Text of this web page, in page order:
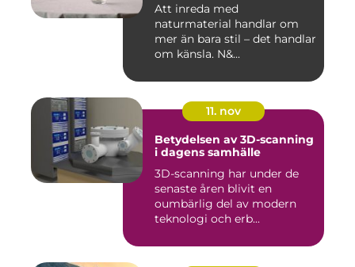
Att inreda med
naturmaterial handlar om
mer än bara stil – det handlar
om känsla. N&...
11. nov
Betydelsen av 3D-scanning
i dagens samhälle
3D-scanning har under de
senaste åren blivit en
oumbärlig del av modern
teknologi och erb...